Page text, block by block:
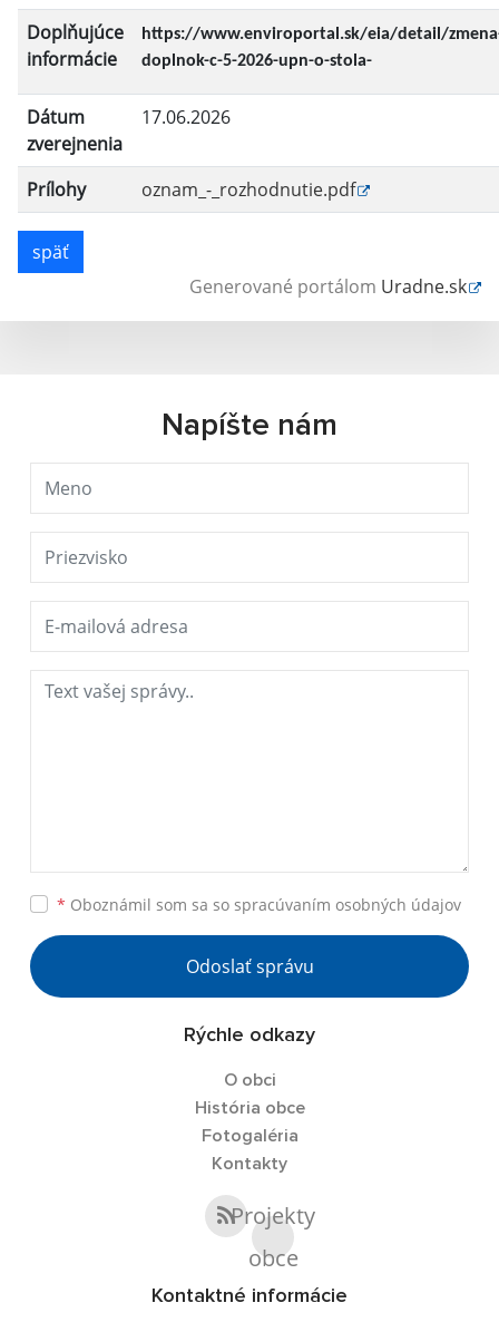
Doplňujúce
informácie
https://www.enviroportal.sk/eia/detail/
doplnok-c-5-2026-upn-o-stola-
Dátum
zverejnenia
17.06.2026
Prílohy oznam_-_rozhodnutie.pdf
späť
Generované portálom Uradne.sk
Napíšte nám
* Oboznámil som sa so spracúvaním osobných údajov
Odoslať správu
Rýchle odkazy
O obci
História obce
Fotogaléria
Kontakty
Projekty
obce
Kontaktné informácie